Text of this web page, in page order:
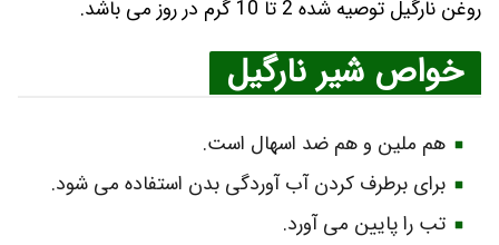
روغن نارگیل توصیه شده 2 تا 10 گرم در روز می باشد.
خواص شیر نارگیل
هم ملین و هم ضد اسهال است.
برای برطرف کردن آب آوردگی بدن استفاده می شود.
تب را پایین می آورد.